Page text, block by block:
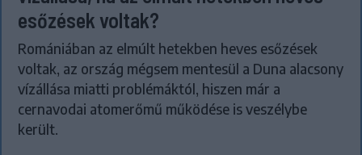
esőzések voltak?
Romániában az elmúlt hetekben heves esőzések
voltak, az ország mégsem mentesül a Duna alacsony
vízállása miatti problémáktól, hiszen már a
cernavodai atomerőmű működése is veszélybe
került.